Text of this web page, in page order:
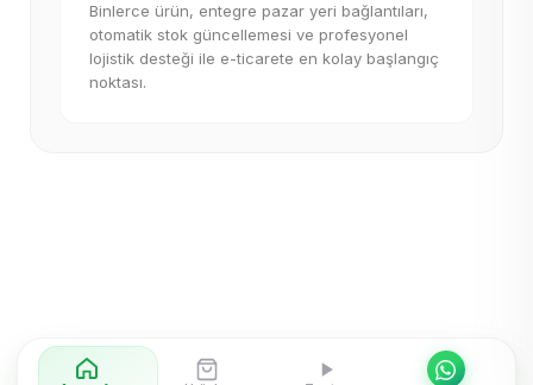
Binlerce ürün, entegre pazar yeri bağlantıları,
otomatik stok güncellemesi ve profesyonel
lojistik desteği ile e-ticarete en kolay başlangıç
noktası.